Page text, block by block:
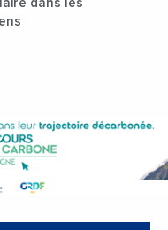
dans les